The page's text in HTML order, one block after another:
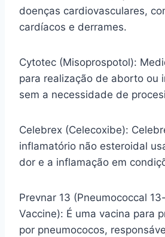
doenças cardiovasculares,
cardíacos e derrames.
Cytotec (Misoprospotol):
para realização de aborto ou
sem a necessidade de
Celebrex (Celecoxibe):
inflamatório não esteroidal
dor e a inflamação em
Prevnar 13 (Pneumococcal
Vaccine): É uma vacina para
por pneumococos,